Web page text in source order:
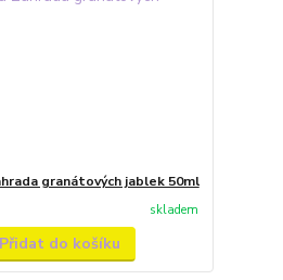
granátových jablek 50ml
skladem
Přidat do košíku